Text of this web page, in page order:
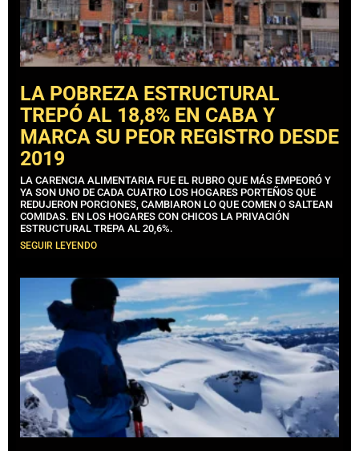
LA POBREZA ESTRUCTURAL
TREPÓ AL 18,8% EN CABA Y
MARCA SU PEOR REGISTRO DESDE
2019
LA CARENCIA ALIMENTARIA FUE EL RUBRO QUE MÁS EMPEORÓ Y
YA SON UNO DE CADA CUATRO LOS HOGARES PORTEÑOS QUE
REDUJERON PORCIONES, CAMBIARON LO QUE COMEN O SALTEAN
COMIDAS. EN LOS HOGARES CON CHICOS LA PRIVACIÓN
ESTRUCTURAL TREPA AL 20,6%.
SEGUIR LEYENDO